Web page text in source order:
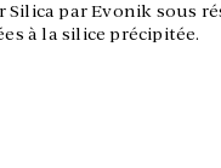
par Evonik sous
à la silice précipitée.